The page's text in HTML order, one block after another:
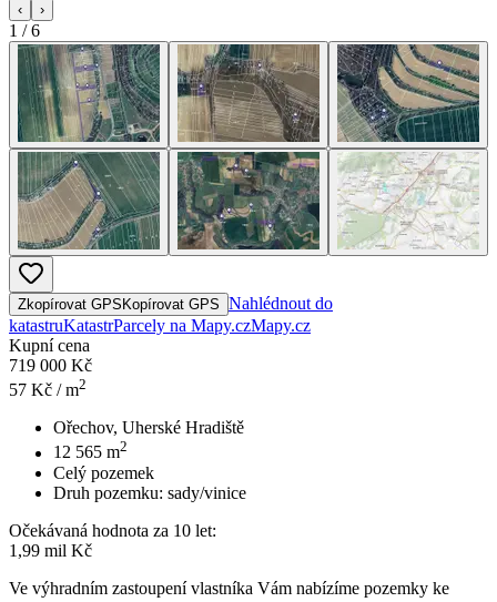
‹ ›
1 /6
Zkopírovat GPS Kopírovat GPS Nahlédnout do
katastruKatastrParcely na Mapy.czMapy.cz
Kupní cena
719 000 Kč
57 Kč / m2
Ořechov, Uherské Hradiště
12 565 m2
Celý pozemek
Druh pozemku: sady/vinice
Očekávaná hodnota za 10 let:
1,99 mil Kč
Ve výhradním zastoupení vlastníka Vám nabízíme pozemky ke